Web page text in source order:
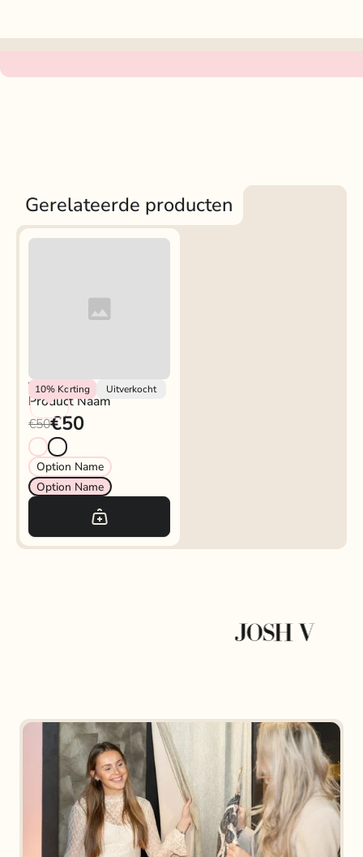
Gerelateerde producten
10% Korting Uitverkocht
Vendor
Product Naam
€50€50
Option Name
Option Name